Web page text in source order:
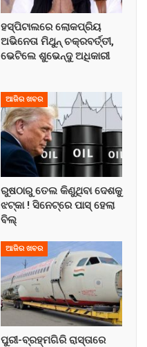
ହସ୍ପିଟାଲରେ ଲୋକପ୍ରିୟ
ଅଭିନେତା ମିଥୁନ୍ ଚକ୍ରବର୍ତ୍ତୀ,
ଭେଟିଲେ ଶୁଭେନ୍ଦୁ ଅଧିକାରୀ
ଆଜିର ଖବର
ରୁଷଠାରୁ ତେଲ କିଣୁଥିବା ଦେଶକୁ
ଝଟ୍‌କା ! ସିନେଟ୍‌ରେ ପାସ୍ ହେଲା
ବିଲ୍
ଆଜିର ଖବର
ପୁରୀ-ବ୍ରହ୍ମଗିରି ରାସ୍ତାରେ